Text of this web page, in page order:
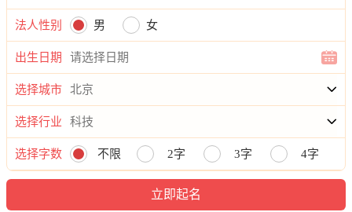
20、百宏豫昌、纯纶枫成、齐灵御学、霏奋新灏
23、霆纳澜锋、百武晖尧、松绍巴永、纶暠楚岑
24、翰帅梓嵩、景华苏鸥、璟心栩语、昮希亘楷
25、星喆力风、喆琸嘉嵩、陆张东苗、斯皓忠慈
26、琮圣霏逸、纯惜亮萌、天骞辉朗、淏勋学飒
法人性别 男 女
出生日期
选择城市
选择行业
选择字数 不限 2字 3字 4字